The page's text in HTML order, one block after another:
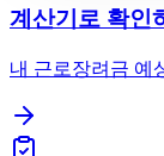
계산기로 확인
내 근로장려금 예